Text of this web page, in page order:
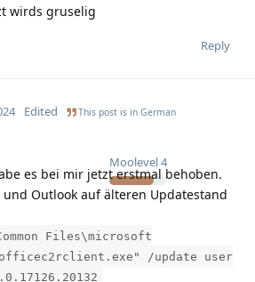
wirds gruselig
Reply
Moolevel4
Edited This post is in German
es bei mir jetzt erstmal behoben.
Outlook auf älteren Updatestand
Files\microsoft
/update user